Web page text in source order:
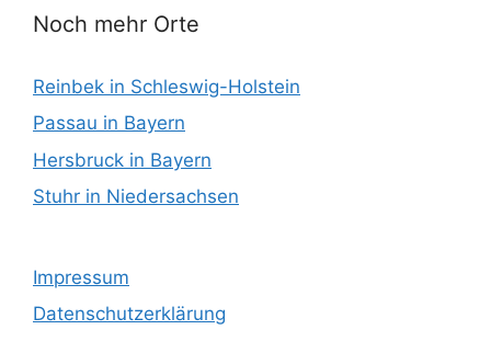
Noch mehr Orte
Reinbek in Schleswig-Holstein
Passau in Bayern
Hersbruck in Bayern
Stuhr in Niedersachsen
Impressum
Datenschutzerklärung